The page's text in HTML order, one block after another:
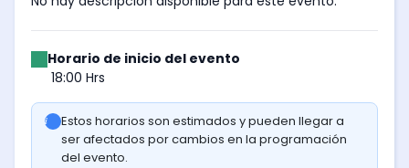
Horario de inicio del evento
18:00 Hrs
Estos horarios son estimados y pueden llegar a
ser afectados por cambios en la programación
del evento.